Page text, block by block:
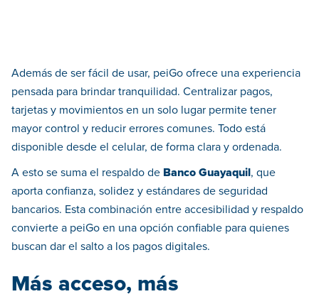
Además de ser fácil de usar, peiGo ofrece una experiencia
pensada para brindar tranquilidad. Centralizar pagos,
tarjetas y movimientos en un solo lugar permite tener
mayor control y reducir errores comunes. Todo está
disponible desde el celular, de forma clara y ordenada.
A esto se suma el respaldo de Banco Guayaquil , que
aporta confianza, solidez y estándares de seguridad
bancarios. Esta combinación entre accesibilidad y respaldo
convierte a peiGo en una opción confiable para quienes
buscan dar el salto a los pagos digitales.
Más acceso, más